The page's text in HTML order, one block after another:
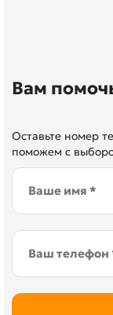
Вам
Оставьте номер
поможем с